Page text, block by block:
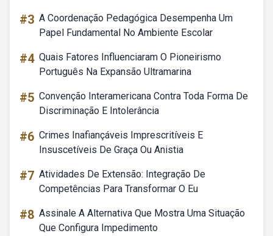
#3 A Coordenação Pedagógica Desempenha Um
Papel Fundamental No Ambiente Escolar
#4 Quais Fatores Influenciaram O Pioneirismo
Português Na Expansão Ultramarina
#5 Convenção Interamericana Contra Toda Forma De
Discriminação E Intolerância
#6 Crimes Inafiançáveis Imprescritíveis E
Insuscetíveis De Graça Ou Anistia
#7 Atividades De Extensão: Integração De
Competências Para Transformar O Eu
#8 Assinale A Alternativa Que Mostra Uma Situação
Que Configura Impedimento